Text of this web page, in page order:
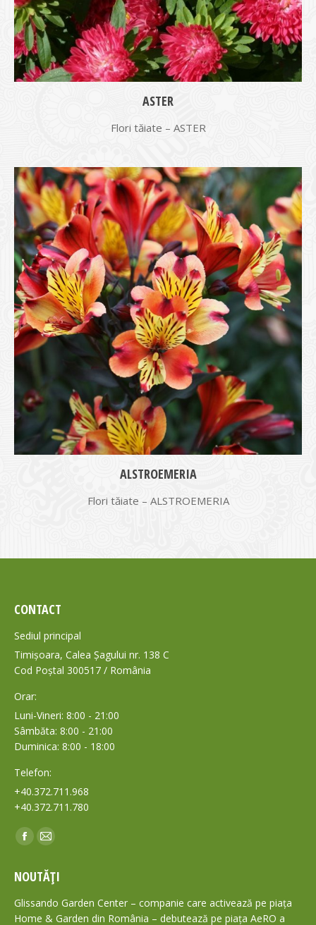
ASTER
Flori tăiate – ASTER
ALSTROEMERIA
Flori tăiate – ALSTROEMERIA
CONTACT
Sediul principal
Timișoara, Calea Șagului nr. 138 C
Cod Poștal 300517 / România
Orar:
Luni-Vineri: 8:00 - 21:00
Sâmbăta: 8:00 - 21:00
Duminica: 8:00 - 18:00
Telefon:
+40.372.711.968
+40.372.711.780
Find us on:
Facebook
opens
in
new
Mail
opens
in
new
NOUTĂȚI
Glissando Garden Center – companie care activează pe piața
Home & Garden din România – debutează pe piața AeRO a